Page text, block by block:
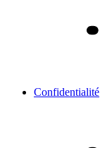
Confidentialité